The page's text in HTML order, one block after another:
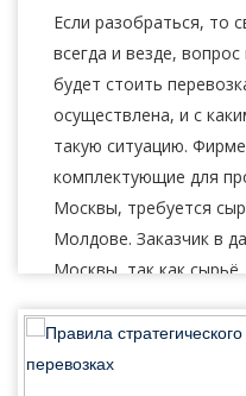
Если разобраться, то
всегда и везде,
будет стоить
осуществлена, и с
такую ситуацию.
комплектующие для
Москвы, требуется
Молдове. Заказчик в
Москвы, так как